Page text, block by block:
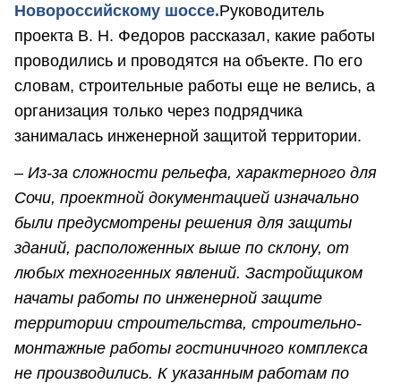
Новороссийскому шоссе.Руководитель
проекта В. Н. Федоров рассказал, какие работы
проводились и проводятся на объекте. По его
словам, строительные работы еще не велись, а
организация только через подрядчика
занималась инженерной защитой территории.
– Из-за сложности рельефа, характерного для
Сочи, проектной документацией изначально
были предусмотрены решения для защиты
зданий, расположенных выше по склону, от
любых техногенных явлений. Застройщиком
начаты работы по инженерной защите
территории строительства, строительно-
монтажные работы гостиничного комплекса
не производились. К указанным работам по